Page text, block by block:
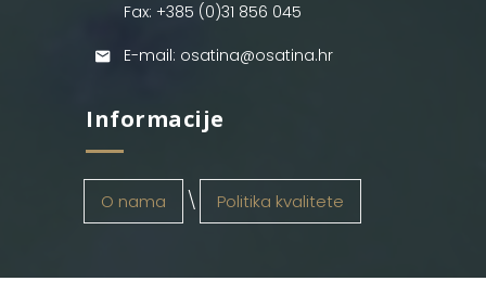
Fax: +385 (0)31 856 045
E-mail: osatina@osatina.hr
Informacije
O nama Politika kvalitete